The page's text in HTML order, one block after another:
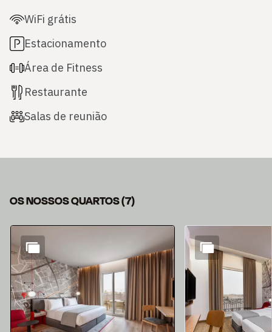
WiFi grátis
Estacionamento
Área de Fitness
Restaurante
Salas de reunião
OS NOSSOS QUARTOS(7)
Diapositivo 1 de 7